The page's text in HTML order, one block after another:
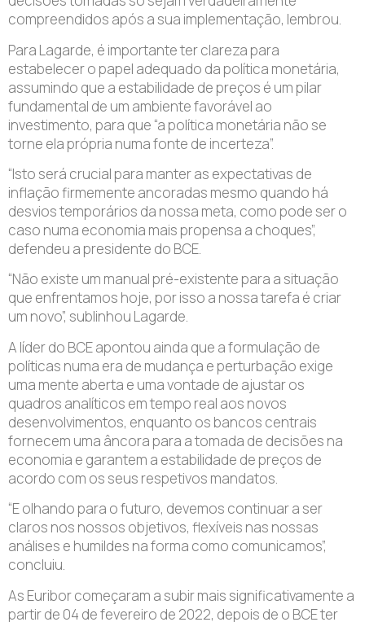
compreendidos após a sua implementação, lembrou.
Para Lagarde, é importante ter clareza para
estabelecer o papel adequado da política monetária,
assumindo que a estabilidade de preços é um pilar
fundamental de um ambiente favorável ao
investimento, para que “a política monetária não se
torne ela própria numa fonte de incerteza”.
“Isto será crucial para manter as expectativas de
inflação firmemente ancoradas mesmo quando há
desvios temporários da nossa meta, como pode ser o
caso numa economia mais propensa a choques”,
defendeu a presidente do BCE.
“Não existe um manual pré-existente para a situação
que enfrentamos hoje, por isso a nossa tarefa é criar
um novo”, sublinhou Lagarde.
A líder do BCE apontou ainda que a formulação de
políticas numa era de mudança e perturbação exige
uma mente aberta e uma vontade de ajustar os
quadros analíticos em tempo real aos novos
desenvolvimentos, enquanto os bancos centrais
fornecem uma âncora para a tomada de decisões na
economia e garantem a estabilidade de preços de
acordo com os seus respetivos mandatos.
“E olhando para o futuro, devemos continuar a ser
claros nos nossos objetivos, flexíveis nas nossas
análises e humildes na forma como comunicamos”,
concluiu.
As Euribor começaram a subir mais significativamente a
partir de 04 de fevereiro de 2022, depois de o BCE ter